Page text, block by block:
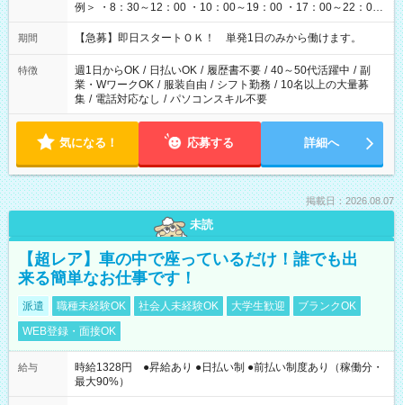
例＞ ・8：30～12：00 ・10：00～19：00 ・17：00～22：00
・13：00～22：00 ・22：00～翌6：00 など
期間 【急募】即日スタートＯＫ！ 単発1日のみから働けます。
特徴 週1日からOK / 日払いOK / 履歴書不要 / 40～50代活躍中 / 副
業・WワークOK / 服装自由 / シフト勤務 / 10名以上の大量募
集 / 電話対応なし / パソコンスキル不要
気になる！ 応募する 詳細へ
掲載日：2026.08.07
未読
【超レア】車の中で座っているだけ！誰でも出
来る簡単なお仕事です！
派遣 職種未経験OK 社会人未経験OK 大学生歓迎
ブランクOK
WEB登録・面接OK
給与
時給1328円 ●昇給あり ●日払い制 ●前払い制度あり（稼働分・
最大90%）